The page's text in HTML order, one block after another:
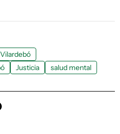
Justicia salud mental